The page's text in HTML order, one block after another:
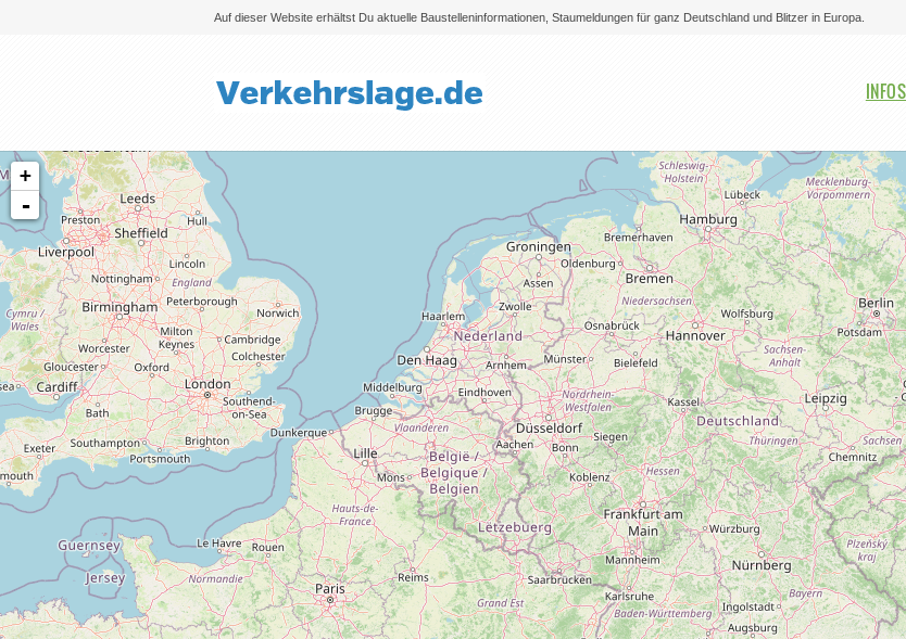
Auf dieser Website erhältst Du aktuelle Baustelleninformationen, Staumeldungen für ganz Deutschland und Blitzer in Europa.
Bitte
+
-